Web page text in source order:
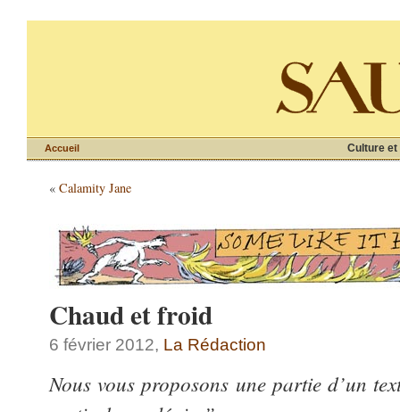
Culture et
Accueil
« Calamity Jane
Chaud et froid
6 février 2012, La Rédaction
Nous vous proposons une partie d’un